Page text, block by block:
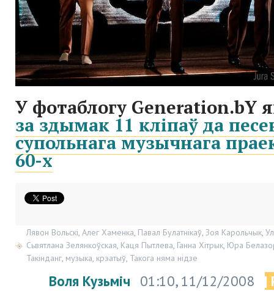
У фотаблогу Generation.bY
за здымак 11 кліпаў да
супольнага музычнага
60-х
Лявон Вольскі Алег Хаменка Павал Булатнікаў Зоя Карольчык
Сьвятлана Зелянкоўская Каця Пытлева Ганна Хітрык Юра
Такінданг музыка крэатыў Такога няма нідзе
Воля Кузьміч 01:10, 11/12/2008 |